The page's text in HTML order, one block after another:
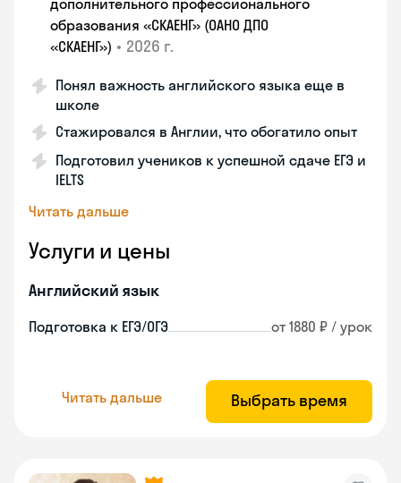
дополнительного профессионального
образования «СКАЕНГ» (ОАНО ДПО
«СКАЕНГ») • 2026 г.
Понял важность английского языка еще в
школе
Стажировался в Англии, что обогатило опыт
Подготовил учеников к успешной сдаче ЕГЭ и
IELTS
Читать дальше
Услуги и цены
Английский язык
Подготовка к ЕГЭ/ОГЭ от 1880 ₽ / урок
Читать дальше Выбрать время